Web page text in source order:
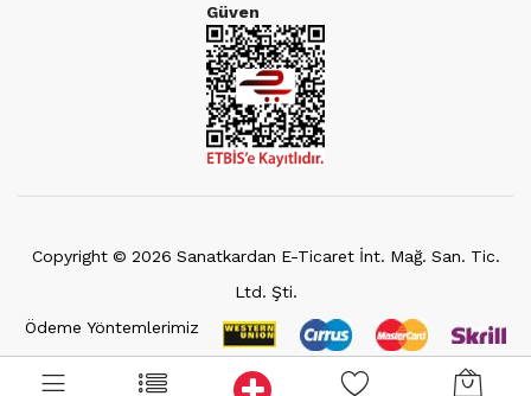
Güven
Copyright © 2026 Sanatkardan E-Ticaret İnt. Mağ. San. Tic.
Ltd. Şti.
Ödeme Yöntemlerimiz